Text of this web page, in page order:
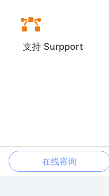
支持 Surpport
解
在线咨询